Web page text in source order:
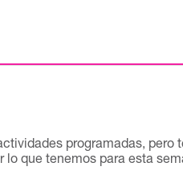
programadas, pero
lo que tenemos para esta